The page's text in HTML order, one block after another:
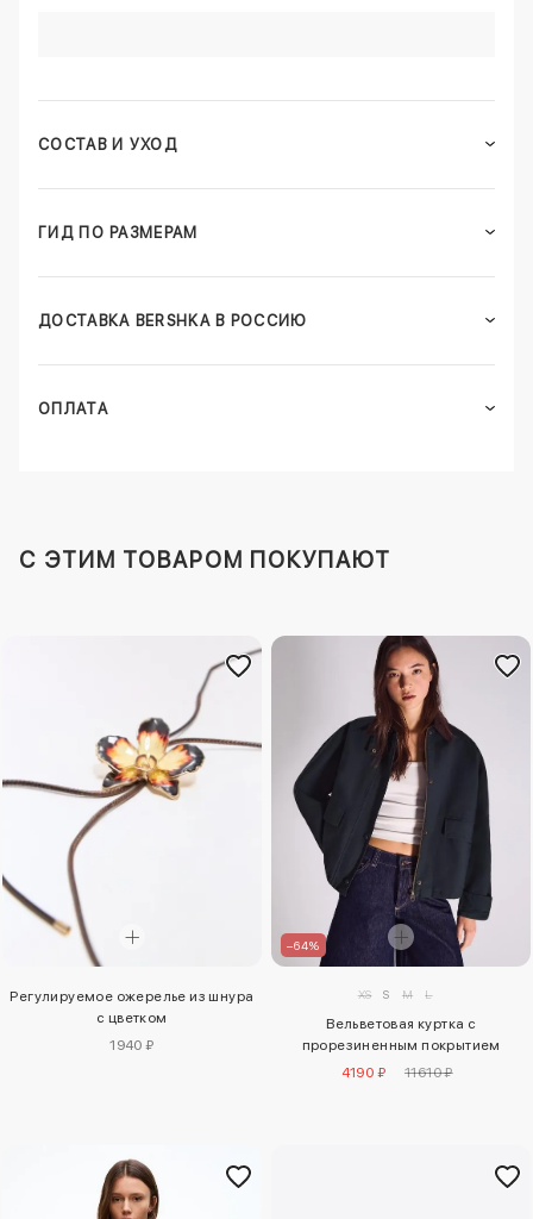
СОСТАВ И УХОД
ГИД ПО РАЗМЕРАМ
ДОСТАВКА BERSHKA В РОССИЮ
ОПЛАТА
C ЭТИМ ТОВАРОМ ПОКУПАЮТ
Регулируемое ожерелье из шнура
с цветком
1940 ₽
–64%
XS S M L
Вельветовая куртка с
прорезиненным покрытием
4190 ₽
11610 ₽